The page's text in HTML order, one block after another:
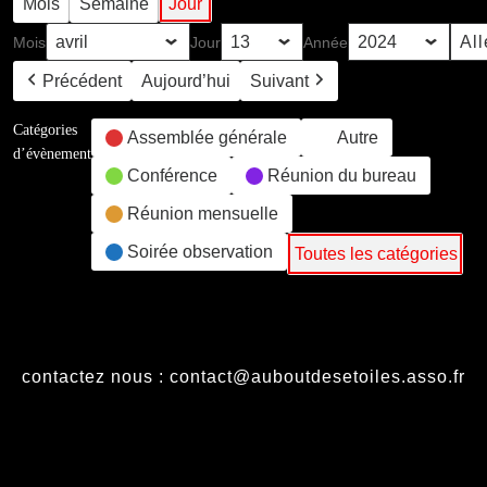
Mois Semaine Jour
Mois Jour Année
Précédent Aujourd’hui Suivant
Catégories
d’évènement
Assemblée générale Autre
Conférence Réunion du bureau
Réunion mensuelle
Soirée observation Toutes les catégories
contactez nous : contact@auboutdesetoiles.asso.fr